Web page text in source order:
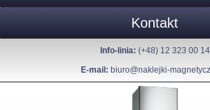
Kontakt
Info-linia: (+48) 12 323 00 14
E-mail: biuro@naklejki-